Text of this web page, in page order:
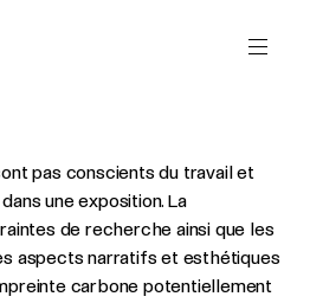
pas conscients du travail et
une exposition. La
de recherche ainsi que les
aspects narratifs et esthétiques
carbone potentiellement